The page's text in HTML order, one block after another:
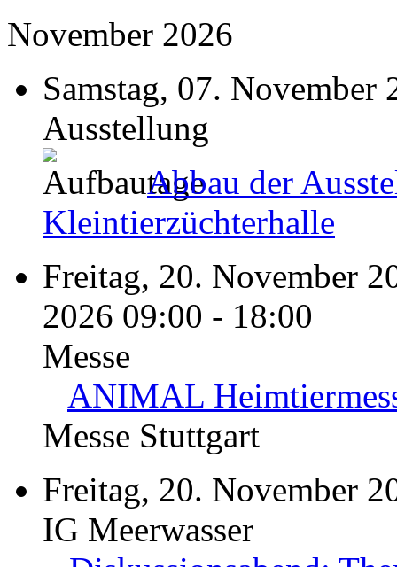
November 2026
Samstag, 07. November
Ausstellung
Abbau der
Kleintierzüchterhalle
Freitag, 20. November
2026 09:00 - 18:00
Messe
ANIMAL
Messe Stuttgart
Freitag, 20. November
IG Meerwasser